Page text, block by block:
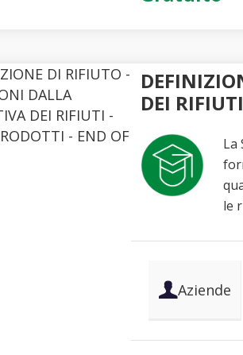
DEI
La
le
Aziende